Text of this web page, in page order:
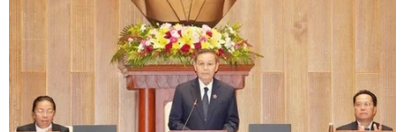
#Tắm hơi #Kéo dài tuổi thọ
#Bệnh tim mạch
#Xông hơi
#Tăng cường sức khỏe